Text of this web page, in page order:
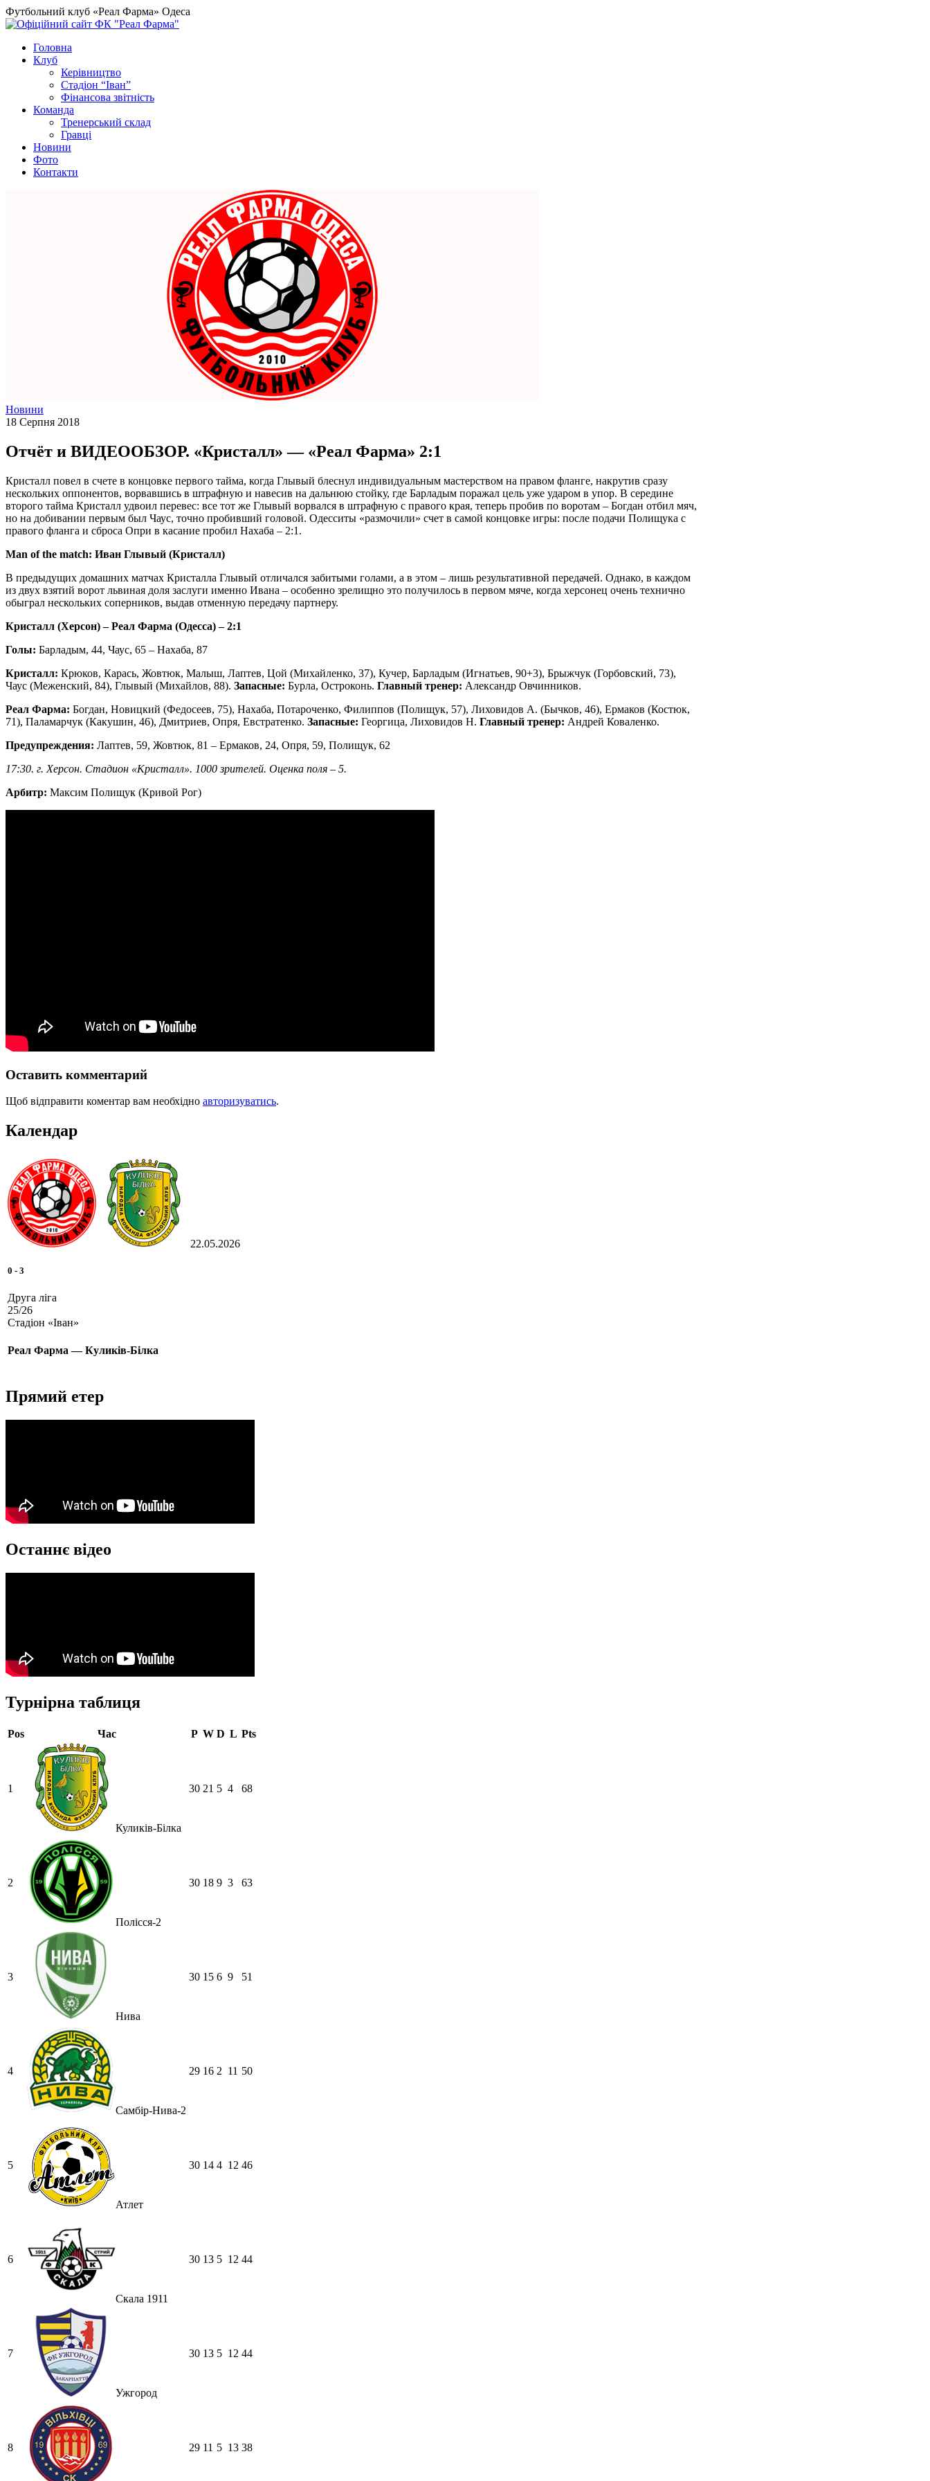
Футбольний клуб «Реал Фарма» Одеса
Головна
Клуб
Керівництво
Стадіон “Іван”
Фінансова звітність
Команда
Тренерський склад
Гравці
Новини
Фото
Контакти
Новини
18 Серпня 2018
Отчёт и ВИДЕООБЗОР. «Кристалл» — «Реал Фарма» 2:1
Кристалл повел в счете в концовке первого тайма, когда Глывый блеснул индивидуальным мастерством на правом фланге, накрутив сразу
нескольких оппонентов, ворвавшись в штрафную и навесив на дальнюю стойку, где Барладым поражал цель уже ударом в упор. В середине
второго тайма Кристалл удвоил перевес: все тот же Глывый ворвался в штрафную с правого края, теперь пробив по воротам – Богдан отбил мяч,
но на добивании первым был Чаус, точно пробивший головой. Одесситы «размочили» счет в самой концовке игры: после подачи Полищука с
правого фланга и сброса Опри в касание пробил Нахаба – 2:1.
Man of the match: Иван Глывый (Кристалл)
В предыдущих домашних матчах Кристалла Глывый отличался забитыми голами, а в этом – лишь результативной передачей. Однако, в каждом
из двух взятий ворот львиная доля заслуги именно Ивана – особенно зрелищно это получилось в первом мяче, когда херсонец очень технично
обыграл нескольких соперников, выдав отменную передачу партнеру.
Кристалл (Херсон) – Реал Фарма (Одесса) – 2:1
Голы: Барладым, 44, Чаус, 65 – Нахаба, 87
Кристалл: Крюков, Карась, Жовтюк, Малыш, Лаптев, Цой (Михайленко, 37), Кучер, Барладым (Игнатьев, 90+3), Брыжчук (Горбовский, 73),
Чаус (Меженский, 84), Глывый (Михайлов, 88). Запасные: Бурла, Остроконь. Главный тренер: Александр Овчинников.
Реал Фарма: Богдан, Новицкий (Федосеев, 75), Нахаба, Потароченко, Филиппов (Полищук, 57), Лиховидов А. (Бычков, 46), Ермаков (Костюк,
71), Паламарчук (Какушин, 46), Дмитриев, Опря, Евстратенко. Запасные: Георгица, Лиховидов Н. Главный тренер: Андрей Коваленко.
Предупреждения: Лаптев, 59, Жовтюк, 81 – Ермаков, 24, Опря, 59, Полищук, 62
17:30. г. Херсон. Стадион «Кристалл». 1000 зрителей. Оценка поля – 5.
Арбитр: Максим Полищук (Кривой Рог)
Оставить комментарий
Щоб відправити коментар вам необхідно авторизуватись.
Календар
22.05.2026
0 - 3
Друга ліга
25/26
Стадіон «Іван»
Реал Фарма — Куликів-Білка
Прямий етер
Останнє відео
Турнірна таблиця
Pos Час P W D L Pts
1
Куликів-Білка
30 21 5 4 68
2
Полісся-2
30 18 9 3 63
3
Нива
30 15 6 9 51
4
Самбір-Нива-2
29 16 2 11 50
5
Атлет
30 14 4 12 46
6
Скала 1911
30 13 5 12 44
7
Ужгород
30 13 5 12 44
8 29 11 5 13 38